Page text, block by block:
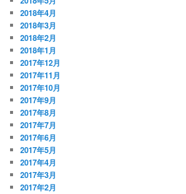
2018年4月
2018年3月
2018年2月
2018年1月
2017年12月
2017年11月
2017年10月
2017年9月
2017年8月
2017年7月
2017年6月
2017年5月
2017年4月
2017年3月
2017年2月